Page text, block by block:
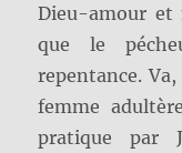
Dieu-amour et
que le
repentance.
femme
pratique par